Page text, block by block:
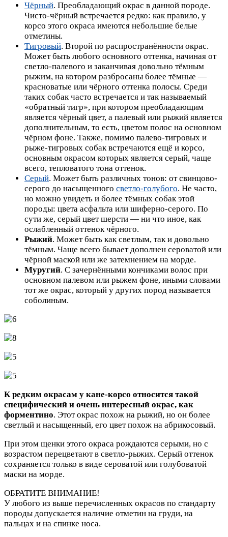
Чёрный. Преобладающий окрас в данной породе.
Чисто-чёрный встречается редко: как правило, у
корсо этого окраса имеются небольшие белые
отметины.
Тигровый. Второй по распространённости окрас.
Может быть любого основного оттенка, начиная от
светло-палевого и заканчивая довольно тёмным
рыжим, на котором разбросаны более тёмные —
красноватые или чёрного оттенка полосы. Среди
таких собак часто встречается и так называемый
«обратный тигр», при котором преобладающим
является чёрный цвет, а палевый или рыжий является
дополнительным, то есть, цветом полос на основном
чёрном фоне. Также, помимо палево-тигровых и
рыже-тигровых собак встречаются ещё и корсо,
основным окрасом которых является серый, чаще
всего, тепловатого тона оттенок.
Серый. Может быть различных тонов: от свинцово-
серого до насыщенного светло-голубого. Не часто,
но можно увидеть и более тёмных собак этой
породы: цвета асфальта или шиферно-серого. По
сути же, серый цвет шерсти — ни что иное, как
ослабленный оттенок чёрного.
Рыжий. Может быть как светлым, так и довольно
тёмным. Чаще всего бывает дополнен сероватой или
чёрной маской или же затемнением на морде.
Муругий. С зачернёнными кончиками волос при
основном палевом или рыжем фоне, иными словами
тот же окрас, который у других пород называется
соболиным.
К редким окрасам у кане-корсо относится такой
специфический и очень интересный окрас, как
форментино. Этот окрас похож на рыжий, но он более
светлый и насыщенный, его цвет похож на абрикосовый.
При этом щенки этого окраса рождаются серыми, но с
возрастом перецветают в светло-рыжих. Серый оттенок
сохраняется только в виде сероватой или голубоватой
маски на морде.
ОБРАТИТЕ ВНИМАНИЕ!
У любого из выше перечисленных окрасов по стандарту
породы допускается наличие отметин на груди, на
пальцах и на спинке носа.